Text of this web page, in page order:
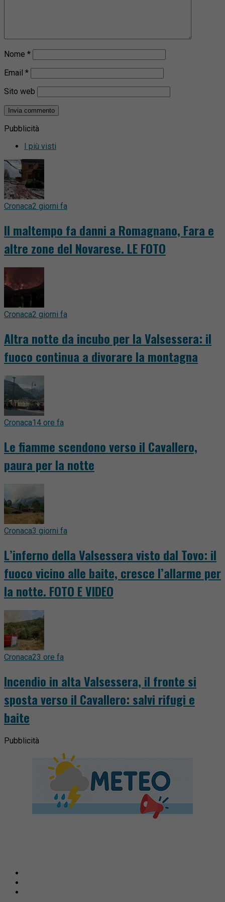
Nome *
Email *
Sito web
Pubblicità
I più visti
Cronaca2 giorni fa
Il maltempo fa danni a Romagnano, Fara e
altre zone del Novarese. LE FOTO
Cronaca2 giorni fa
Altra notte da incubo per la Valsessera: il
fuoco continua a divorare la montagna
Cronaca14 ore fa
Le fiamme scendono verso il Cavallero,
paura per la notte
Cronaca3 giorni fa
L’inferno della Valsessera visto dal Tovo: il
fuoco vicino alle baite, cresce l’allarme per
la notte. FOTO E VIDEO
Cronaca23 ore fa
Incendio in alta Valsessera, il fronte si
sposta verso il Cavallero: salvi rifugi e
baite
Pubblicità